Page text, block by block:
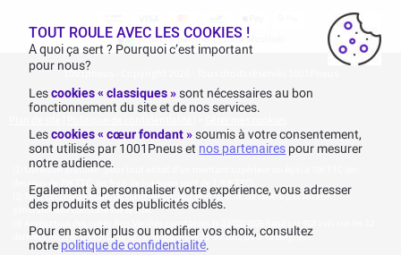
Achats & paiements 100% sécurisés
1001pneus - Copyright 2026 - Tous droits réservés 1001Pneus
Livraison gratuite : pour tout achat d'un montant supérieur ou égal à 70€ TTC (en-
dessous de 70€ TTC, les frais de livraison sont de 7,90€ TTC).
Tarif catalogue manufacturier en vigueur non remisé. Ne reflète pas le tarif
généralement constaté sur le site.
Agrégation des notes Avis Vérifiés constatées le 23/02/2026 basé sur 468 avis sur les 12
derniers mois et un total de 623 avis depuis le 03/06/2022 pour la Belgique.
TOUT ROULE AVEC LES COOKIES !
A quoi ça sert ? Pourquoi c’est important
pour nous?
Lescookies « classiques »sont nécessaires au bon
fonctionnement du site et de nos services.
Lescookies « cœur fondant » soumis à votre consentement,
sont utilisés par 1001Pneus et nos partenaires pour mesurer
notre audience.
Egalement à personnaliser votre expérience, vous adresser
des produits et des publicités ciblés.
Pour en savoir plus ou modifier vos choix, consultez
notre politique de confidentialité.